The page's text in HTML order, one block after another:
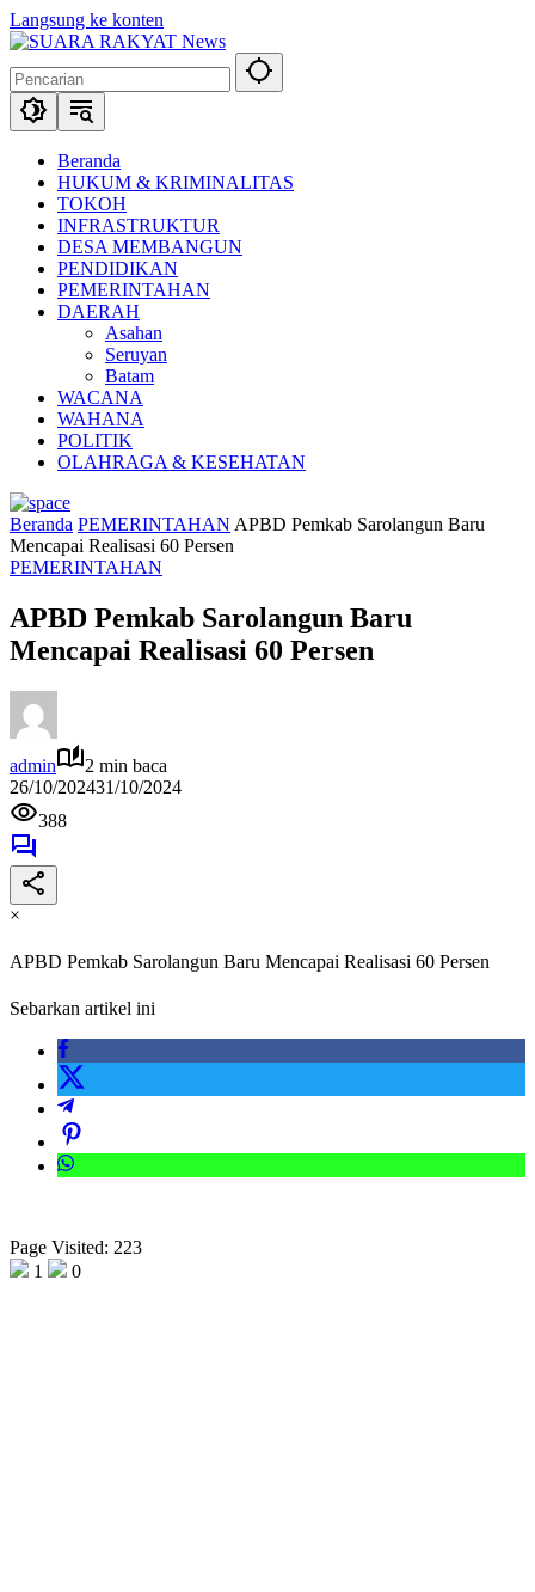
Langsung ke konten
Beranda
HUKUM & KRIMINALITAS
TOKOH
INFRASTRUKTUR
DESA MEMBANGUN
PENDIDIKAN
PEMERINTAHAN
DAERAH
Asahan
Seruyan
Batam
WACANA
WAHANA
POLITIK
OLAHRAGA & KESEHATAN
Beranda PEMERINTAHAN APBD Pemkab Sarolangun Baru
Mencapai Realisasi 60 Persen
PEMERINTAHAN
APBD Pemkab Sarolangun Baru
Mencapai Realisasi 60 Persen
admin
2 min baca
26/10/202431/10/2024
388
×
APBD Pemkab Sarolangun Baru Mencapai Realisasi 60 Persen
Sebarkan artikel ini
Page Visited: 223
1
0